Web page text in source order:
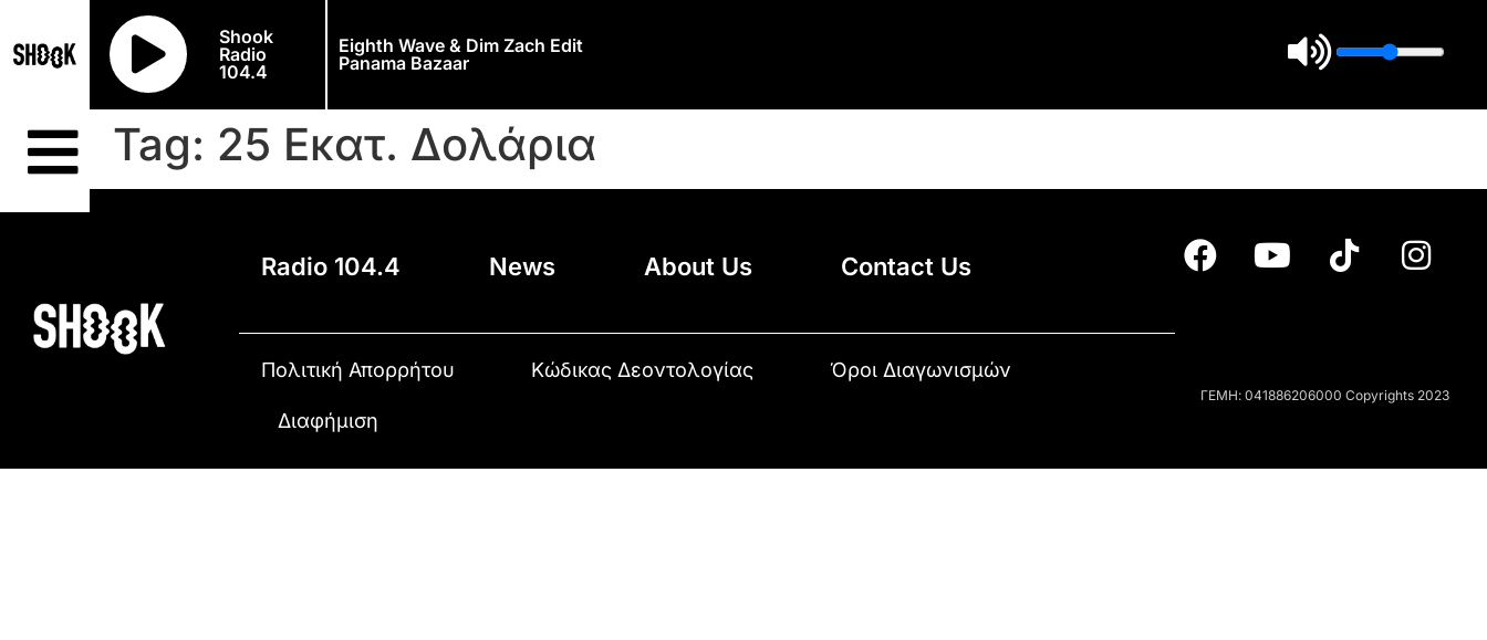
Shook
Radio
104.4
Eighth Wave & Dim Zach Edit
Panama Bazaar
Tag: 25 Εκατ. Δολάρια
Radio 104.4 News About Us Contact Us
Πολιτική Απορρήτου Κώδικας Δεοντολογίας Όροι Διαγωνισμών
Διαφήμιση
ΓΕΜΗ: 041886206000 Copyrights 2023